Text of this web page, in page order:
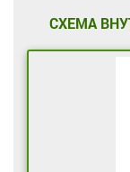
СХЕМА